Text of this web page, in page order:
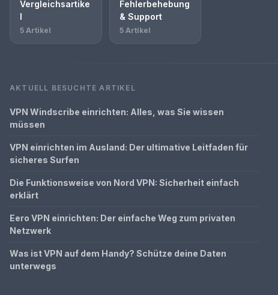
Vergleichsartike
l
5 Artikel
Fehlerbehebung
& Support
5 Artikel
AKTUELL BESUCHTE ARTIKEL
VPN Windscribe einrichten: Alles, was Sie wissen
müssen
VPN einrichten im Ausland: Der ultimative Leitfaden für
sicheres Surfen
Die Funktionsweise von Nord VPN: Sicherheit einfach
erklärt
Eero VPN einrichten: Der einfache Weg zum privaten
Netzwerk
Was ist VPN auf dem Handy? Schütze deine Daten
unterwegs